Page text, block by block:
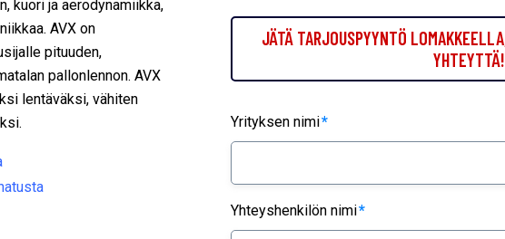
kuori ja aerodynamiikka,
AVX on
pituuden,
pallonlennon. AVX
lentäväksi, vähiten
JÄTÄ TARJOUSPYYNTÖ
YHTEYTTÄ!
Yrityksen nimi*
Yhteyshenkilön nimi*